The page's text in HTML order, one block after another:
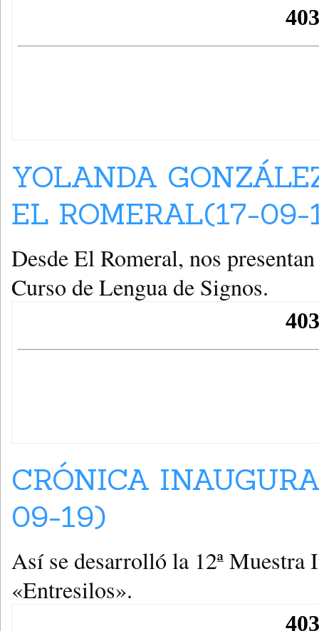
YOLANDA
EL ROMERAL(17-09-
Desde El Romeral, nos
Curso de Lengua de Signos.
CRÓNICA
09-19)
Así se desarrolló la 12ª
«Entresilos».